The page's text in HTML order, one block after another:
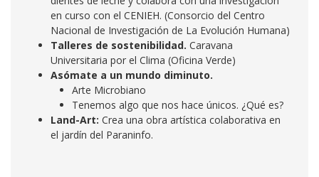
en curso con el CENIEH. (Consorcio del Centro
Nacional de Investigación de La Evolución Humana)
Talleres de sostenibilidad. Caravana
Universitaria por el Clima (Oficina Verde)
Asómate a un mundo diminuto.
Arte Microbiano
Tenemos algo que nos hace únicos. ¿Qué es?
Land-Art: Crea una obra artística colaborativa en
el jardín del Paraninfo.